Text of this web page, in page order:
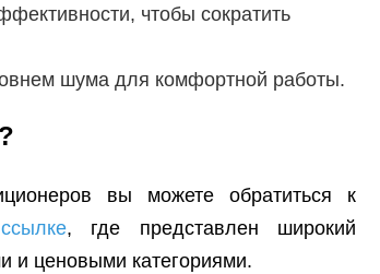
чтобы сократить
шума для комфортной работы.
вы можете обратиться к
ссылке, где представлен широкий
и ценовыми категориями.